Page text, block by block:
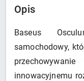
Opis
Baseus
samochodowy,
innowacyjnemu